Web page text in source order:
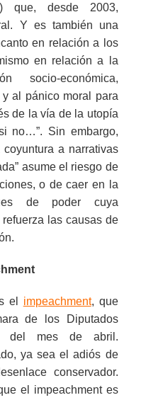
que, desde 2003,
Y es también una
en relación a los
en relación a la
socio-económica,
al pánico moral para
de la vía de la utopía
no…”. Sin embargo,
a narrativas
asume el riesgo de
o de caer en la
de poder cuya
las causas de
el impeachment, que
de los Diputados
del mes de abril.
ya sea el adiós de
conservador.
el impeachment es